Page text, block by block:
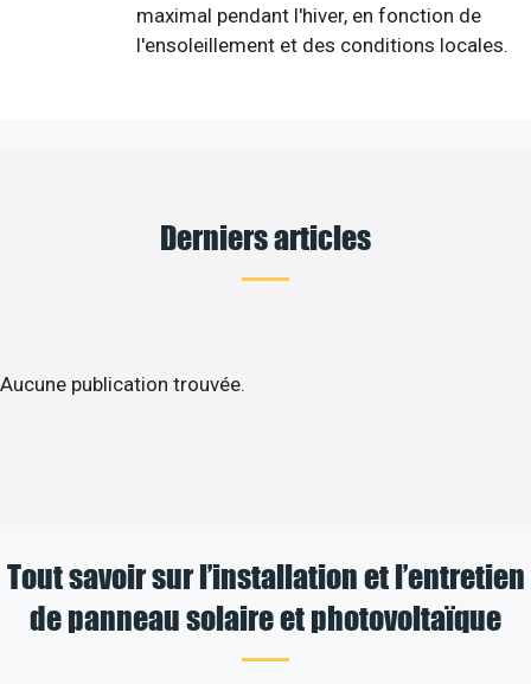
maximal pendant l'hiver, en fonction de
l'ensoleillement et des conditions locales.
Derniers articles
Aucune publication trouvée.
Tout savoir sur l’installation et l’entretien
de panneau solaire et photovoltaïque